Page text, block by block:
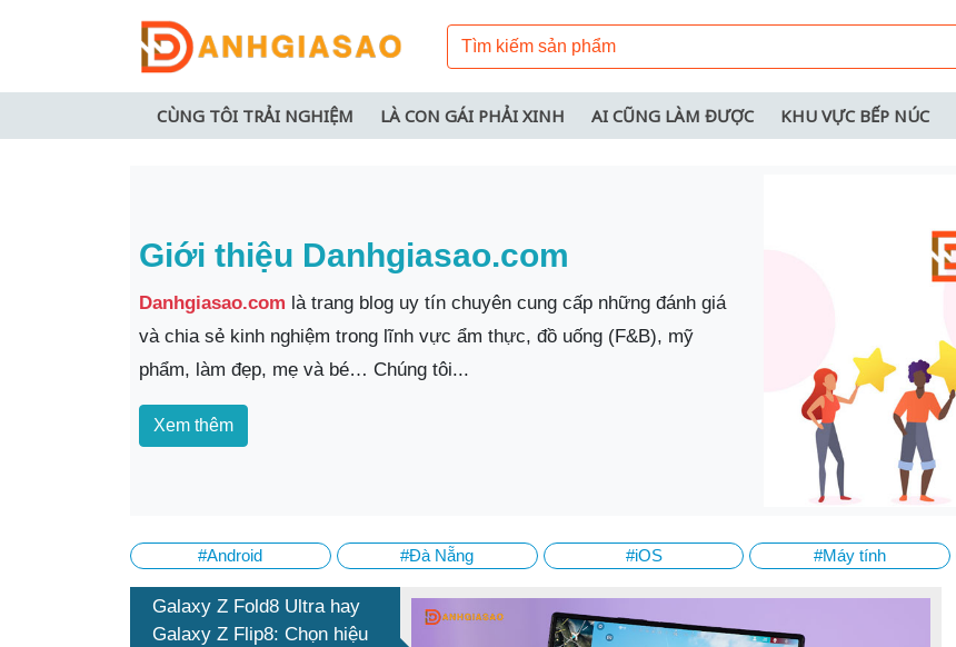
CÙNG TÔI TRẢI NGHIỆM LÀ CON GÁI PHẢI XINH AI CŨNG LÀM ĐƯỢC KHU VỰC BẾP NÚC
Giới thiệu Danhgiasao.com
Danhgiasao.com là trang blog uy tín chuyên cung cấp những đánh giá
và chia sẻ kinh nghiệm trong lĩnh vực ẩm thực, đồ uống (F&B), mỹ
phẩm, làm đẹp, mẹ và bé… Chúng tôi...
Xem thêm
#Android #Đà Nẵng #iOS #Máy tính
Galaxy Z Fold8 Ultra hay
Galaxy Z Flip8: Chọn hiệu